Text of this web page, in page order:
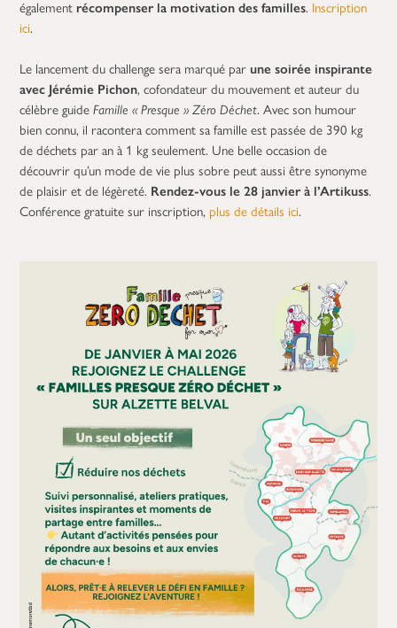
égalementrécompenser la motivation des familles. Inscription
ici.
Le lancement du challenge sera marqué parune soirée inspirante
avec Jérémie Pichon, cofondateur du mouvement et auteur du
célèbre guideFamille « Presque » Zéro Déchet. Avec son humour
bien connu, il racontera comment sa famille est passée de 390 kg
de déchets par an à 1 kg seulement. Une belle occasion de
découvrir qu’un mode de vie plus sobre peut aussi être synonyme
de plaisir et de légèreté. Rendez-vous le 28 janvier à l’Artikuss.
Conférence gratuite sur inscription, plus de détails ici.